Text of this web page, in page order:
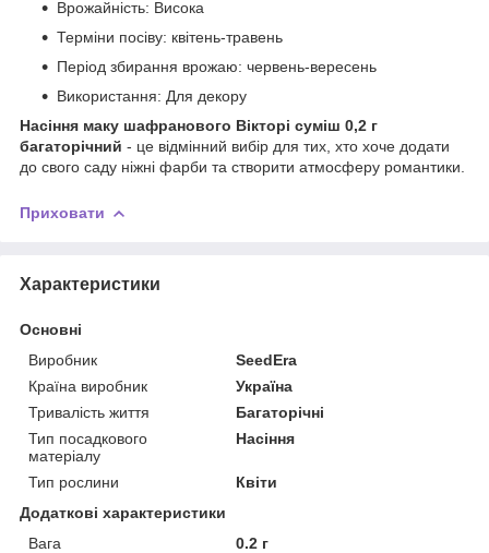
Врожайність: Висока
Терміни посіву: квітень-травень
Період збирання врожаю: червень-вересень
Використання: Для декору
Насіння маку шафранового Вікторі суміш 0,2 г
багаторічний - це відмінний вибір для тих, хто хоче додати
до свого саду ніжні фарби та створити атмосферу романтики.
Приховати
Характеристики
Основні
Виробник
SeedEra
Країна виробник
Україна
Тривалість життя
Багаторічні
Тип посадкового
матеріалу
Насіння
Тип рослини
Квіти
Додаткові характеристики
Вага
0.2 г